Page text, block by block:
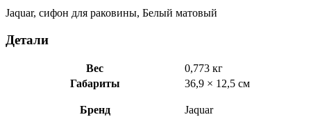
Jaquar, сифон для раковины, Белый матовый
Детали
Вес
0,773 кг
Габариты
36,9 × 12,5 см
Бренд Jaquar